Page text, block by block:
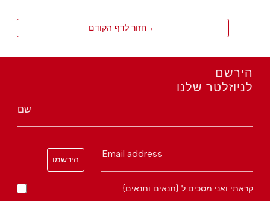
← חזור לדף הקודם
הירשם
לניוזלטר שלנו
שם
Email address
הירשמו
קראתי ואני מסכים ל {תנאים ותנאים}